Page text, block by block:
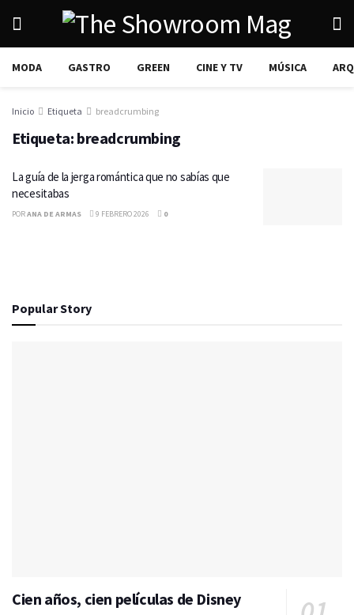
MODA GASTRO GREEN CINE Y TV MÚSICA
Inicio Etiqueta breadcrumbing
Etiqueta: breadcrumbing
La guía de la jerga romántica que no sabías que
necesitabas
PORANA DE ARMAS 9 FEBRERO 2026 0
Popular Story
Cien años, cien películas de Disney